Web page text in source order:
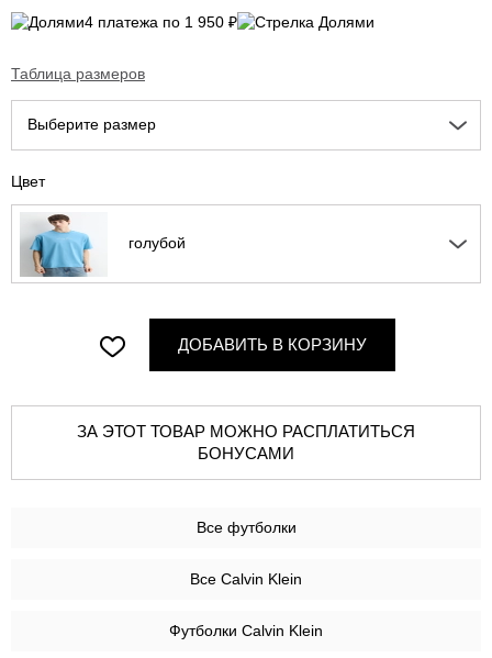
4 платежа по 1 950 ₽
Таблица размеров
Выберите размер
Цвет
голубой
ДОБАВИТЬ В КОРЗИНУ
ЗА ЭТОТ ТОВАР МОЖНО РАСПЛАТИТЬСЯ
БОНУСАМИ
Все футболки
Все Calvin Klein
Футболки Calvin Klein